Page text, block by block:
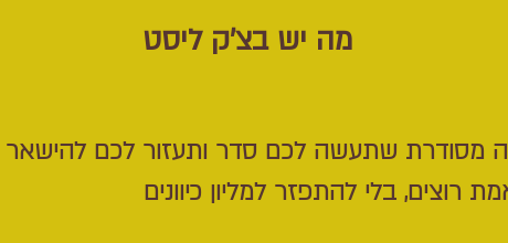
מה יש בצ'ק ליסט
מסודרת שתעשה לכם סדר ותעזור לכם
רוצים, בלי להתפזר למליון כיוונים